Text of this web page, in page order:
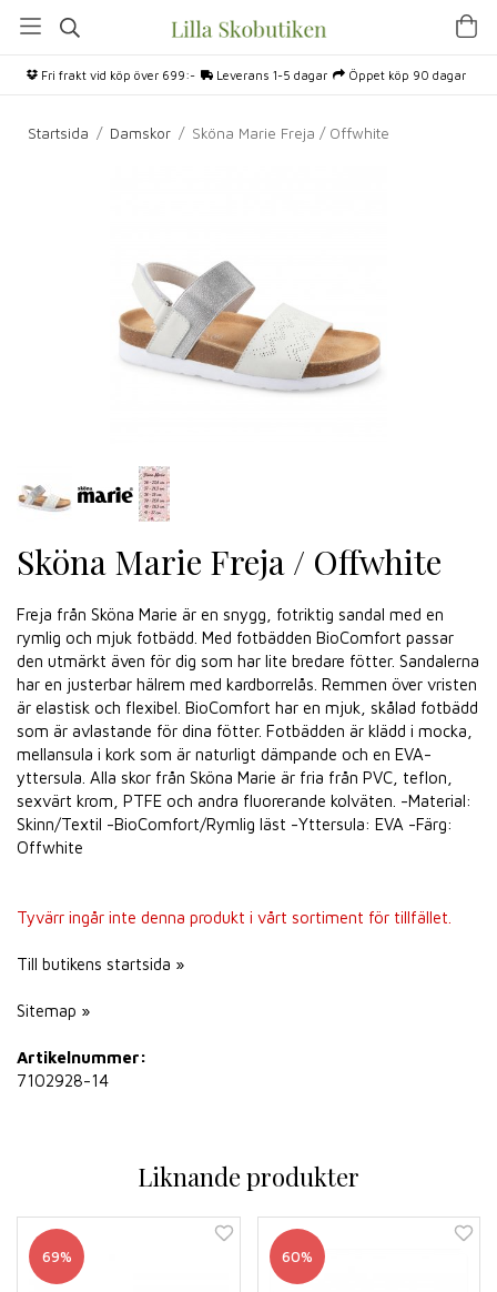
Fri frakt vid köp över 699:- Leverans 1-5 dagar Öppet köp 90 dagar
Startsida / Damskor / Sköna Marie Freja / Offwhite
Sköna Marie Freja / Offwhite
Freja från Sköna Marie är en snygg, fotriktig sandal med en
rymlig och mjuk fotbädd. Med fotbädden BioComfort passar
den utmärkt även för dig som har lite bredare fötter. Sandalerna
har en justerbar hälrem med kardborrelås. Remmen över vristen
är elastisk och flexibel. BioComfort har en mjuk, skålad fotbädd
som är avlastande för dina fötter. Fotbädden är klädd i mocka,
mellansula i kork som är naturligt dämpande och en EVA-
yttersula. Alla skor från Sköna Marie är fria från PVC, teflon,
sexvärt krom, PTFE och andra fluorerande kolväten. -Material:
Skinn/Textil -BioComfort/Rymlig läst -Yttersula: EVA -Färg:
Offwhite
Tyvärr ingår inte denna produkt i vårt sortiment för tillfället.
Till butikens startsida »
Sitemap »
Artikelnummer:
7102928-14
Liknande produkter
69% 60%